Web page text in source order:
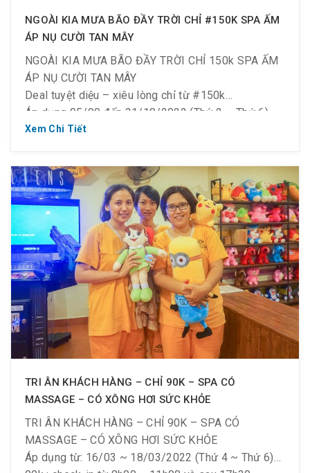
NGOÀI KIA MƯA BÃO ĐẦY TRỜI CHỈ #150K SPA ẤM
ÁP NỤ CƯỜI TAN MÂY
NGOÀI KIA MƯA BÃO ĐẦY TRỜI CHỈ 150k SPA ẤM
ÁP NỤ CƯỜI TAN MÂY
Deal tuyệt diệu – xiêu lòng chỉ từ #150k
Áp dụng 05/09 đến 31/10/2022 (Thứ 2 ~ Thứ 6)
Giá vé 170k/ người Check in: 8h00 ~ 10h00
Giá vé 150k/ người Check in: sau 17h30
Áp dụng 10/09 đến 30/10/2022 (Thứ 7 & Chủ
Nhật)
Chỉ 190k/ vé: check-in từ 8h00 – 10h00
Chỉ 170k/ vé: check-in sau 17h30
Điều kiện:
– Cho tất cả KH cao trên 1.2m
– #Li.ke & #Foll_ow Fanpage & #Sha_re bài viết
công khai.
Xem Chi Tiết
TRI ÂN KHÁCH HÀNG – CHỈ 90K – SPA CÓ
MASSAGE – CÓ XÔNG HƠI SỨC KHỎE
TRI ÂN KHÁCH HÀNG – CHỈ 90K – SPA CÓ
MASSAGE – CÓ XÔNG HƠI SỨC KHỎE
Áp dụng từ: 16/03 ~ 18/03/2022 (Thứ 4 ~ Thứ 6)